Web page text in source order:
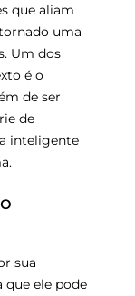
que aliam
uma
Um dos
é o
de ser
de
inteligente
sua
que ele pode